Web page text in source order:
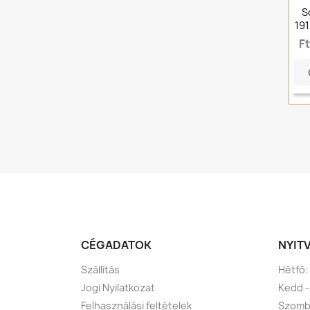
CÉGADATOK
Szállítás
Jogi Nyilatkozat
Felhasználási feltételek
Hétfő:
Kedd